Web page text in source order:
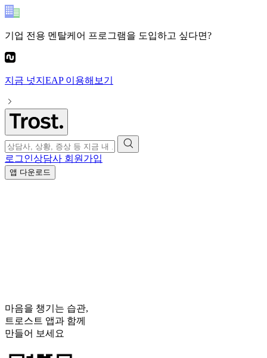
기업 전용 멘탈케어 프로그램을 도입하고 싶다면?
지금 넛지EAP이용해보기
로그인상담사 회원가입
앱 다운로드
마음을 챙기는 습관,
트로스트 앱과 함께
만들어 보세요